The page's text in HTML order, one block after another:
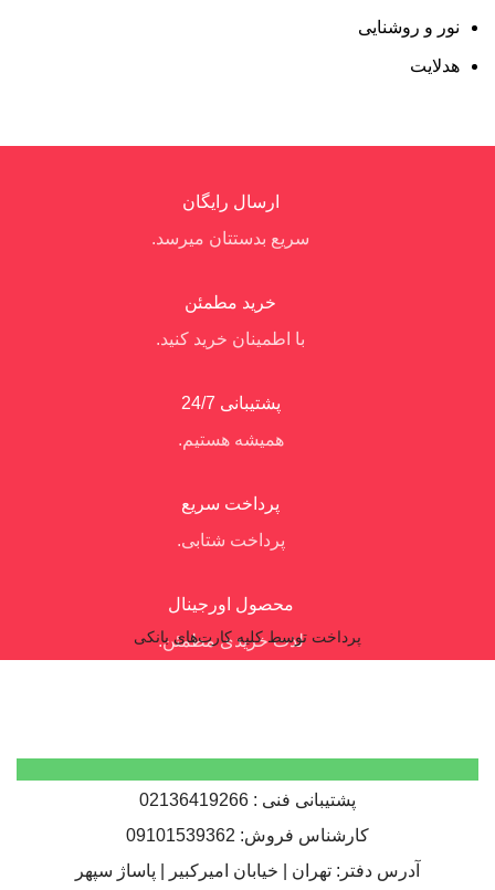
نور و روشنایی
هدلایت
ارسال رایگان
سریع بدستتان میرسد.
خرید مطمئن
با اطمینان خرید کنید.
پشتیبانی 24/7
همیشه هستیم.
پرداخت سریع
پرداخت شتابی.
محصول اورجینال
لذت خریدی مطمئن.
پرداخت توسط کلیه کارت‌های بانکی
پشتیبانی فنی : 02136419266
کارشناس فروش: 09101539362
آدرس دفتر: تهران | خیابان امیرکبیر | پاساژ سپهر